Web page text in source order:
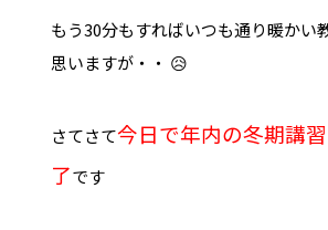
もう30分もすればいつも通り暖かい
思いますが・・ 😥
さてさて今日で年内の冬期講
了です